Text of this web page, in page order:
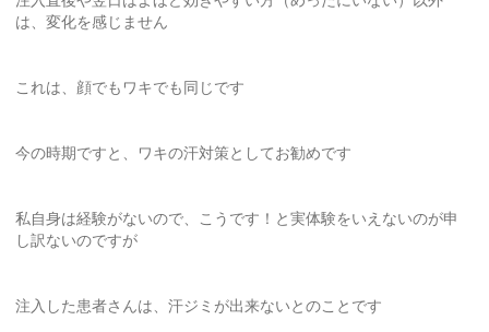
は、変化を感じません
これは、顔でもワキでも同じです
今の時期ですと、ワキの汗対策としてお勧めです
私自身は経験がないので、こうです！と実体験をいえないのが申
し訳ないのですが
注入した患者さんは、汗ジミが出来ないとのことです